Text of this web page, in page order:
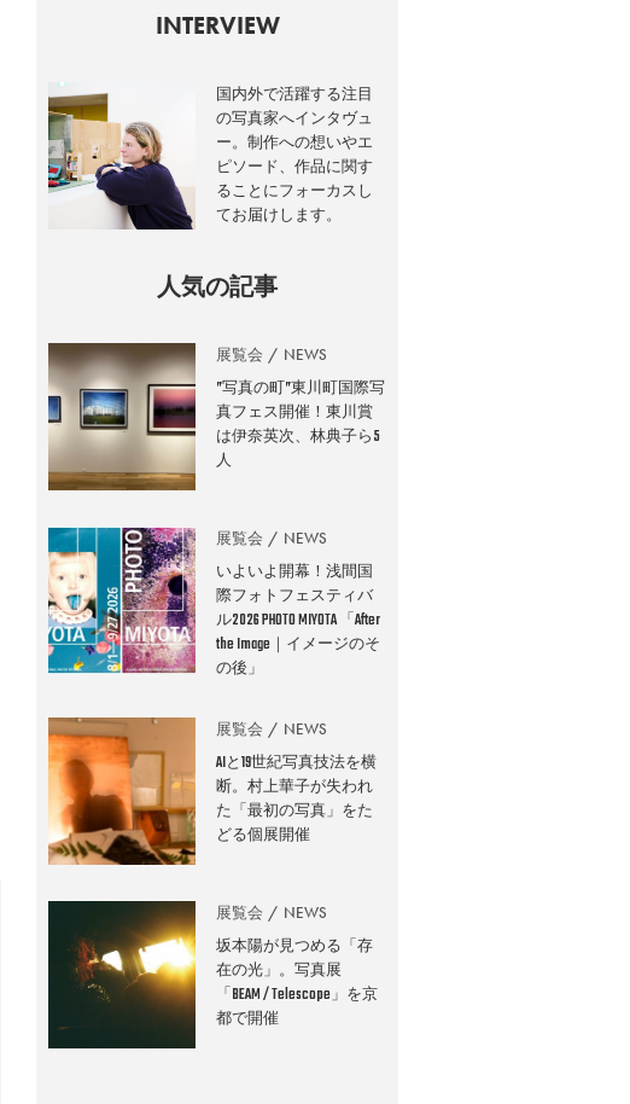
INTERVIEW
国内外で活躍する注目
の写真家へインタヴュ
ー。制作への想いやエ
ピソード、作品に関す
ることにフォーカスし
てお届けします。
人気の記事
展覧会 NEWS
”写真の町”東川町国際写
真フェス開催！東川賞
は伊奈英次、林典子ら5
人
展覧会 NEWS
いよいよ開幕！浅間国
際フォトフェスティバ
ル2026 PHOTO MIYOTA 「After
the Image｜イメージのそ
の後」
展覧会 NEWS
AIと19世紀写真技法を横
断。村上華子が失われ
た「最初の写真」をた
どる個展開催
展覧会 NEWS
坂本陽が見つめる「存
在の光」。写真展
「BEAM / Telescope」を京
都で開催